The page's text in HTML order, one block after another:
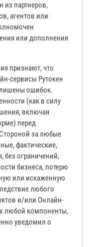
из партнеров,
агентов или
или дополнения
признают, что
сервисы Рутокен
лишены ошибок.
(как в силу
включая
перед
за любые
фактические,
без ограничений,
бизнеса, потерю
или искаженную
любого
и/или Онлайн-
любой компоненты,
уведомил о